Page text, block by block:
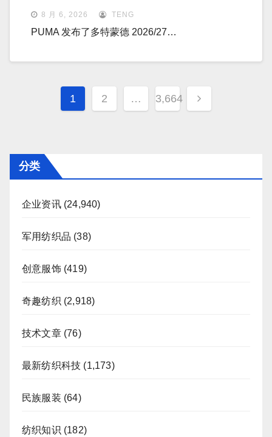
8 月 6, 2026 TENG
PUMA 发布了多特蒙德 2026/27…
文
章
1 2 … 3,664
分类
企业资讯(24,940)
军用纺织品 (38)
创意服饰(419)
奇趣纺织 (2,918)
技术文章(76)
最新纺织科技 (1,173)
民族服装 (64)
纺织知识 (182)